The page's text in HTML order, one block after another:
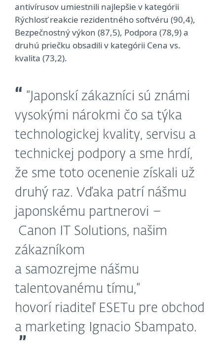
antivírusov umiestnili najlepšie v kategórii
Rýchlosť reakcie rezidentného softvéru (90,4),
Bezpečnostný výkon (87,5), Podpora (78,9) a
druhú priečku obsadili v kategórii Cena vs.
kvalita (73,2).
“Japonskí zákazníci sú známi
vysokými nárokmi čo sa týka
technologickej kvality, servisu a
technickej podpory a sme hrdí,
že sme toto ocenenie získali už
druhý raz. Vďaka patrí nášmu
japonskému partnerovi –
Canon IT Solutions, našim
zákazníkom
a samozrejme nášmu
talentovanému tímu,”
hovorí riaditeľ ESETu pre obchod
a marketing Ignacio Sbampato.